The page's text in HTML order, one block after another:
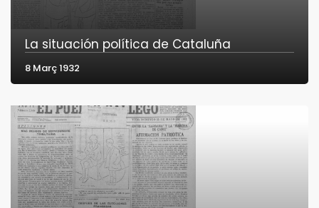
La situación política de Cataluña
8 Març 1932